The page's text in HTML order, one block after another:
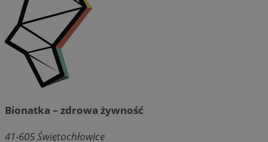
Bionatka – zdrowa żywność
41-605Świętochłowice